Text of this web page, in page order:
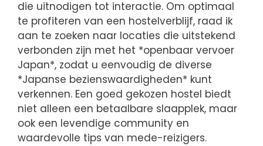
die uitnodigen tot interactie. Om optimaal
te profiteren van een hostelverblijf, raad ik
aan te zoeken naar locaties die uitstekend
verbonden zijn met het *openbaar vervoer
Japan*, zodat u eenvoudig de diverse
*Japanse bezienswaardigheden* kunt
verkennen. Een goed gekozen hostel biedt
niet alleen een betaalbare slaapplek, maar
ook een levendige community en
waardevolle tips van mede-reizigers.